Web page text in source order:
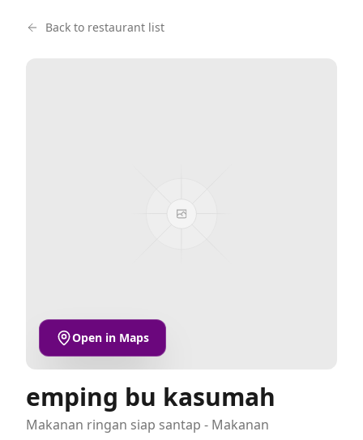
Back to restaurant list
Open in Maps
emping bu kasumah
Makanan ringan siap santap - Makanan